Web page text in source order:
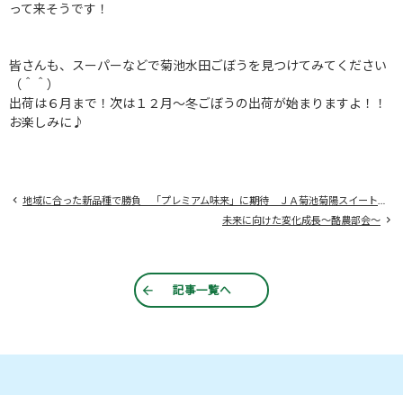
って来そうです！
皆さんも、スーパーなどで菊池水田ごぼうを見つけてみてください
（＾＾）
出荷は６月まで！次は１２月～冬ごぼうの出荷が始まりますよ！！
お楽しみに♪
未来に向けた変化成長～酪農部会～
記事一覧へ